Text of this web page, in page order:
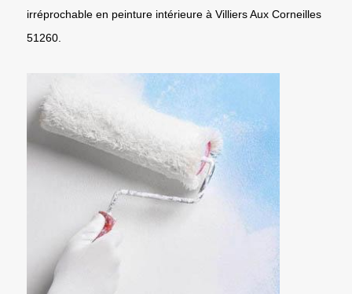
irréprochable en peinture intérieure à Villiers Aux Corneilles
51260.